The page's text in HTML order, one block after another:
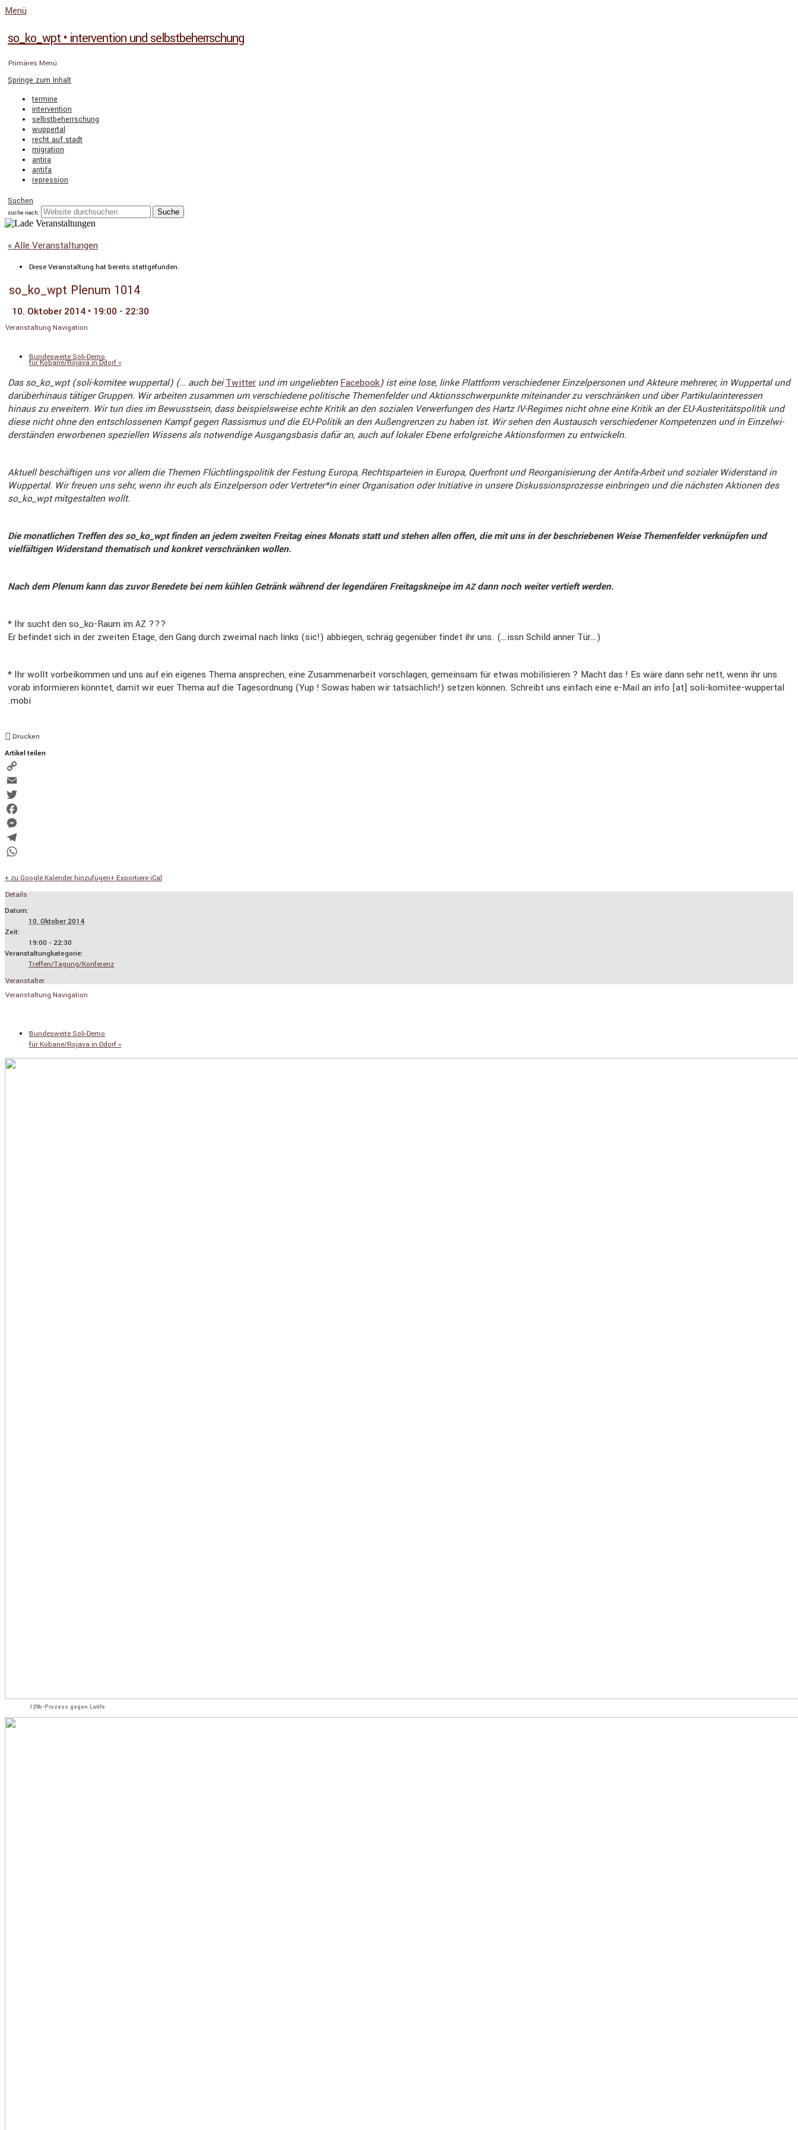
Menü
so_ko_wpt • intervention und selbstbeherrschung
Primäres Menü
Springe zum Inhalt
termine
intervention
selbstbeherrschung
wuppertal
recht auf stadt
migration
antira
antifa
repression
Suchen
suche nach:
« Alle Veranstaltungen
Diese Veranstaltung hat bereits stattgefunden.
so_ko_wpt Plenum 1014
10. Oktober 2014 • 19:00 - 22:30
Veranstaltung Navigation
Bundesweite Soli-Demo
für Kobane/Rojava in Ddorf»
Das so_ko_wpt (soli-komitee wuppertal) (… auch beiTwitter und im ungeliebten Facebook) ist eine lose, linke Platt­form verschie­dener Einzel­per­sonen und Akteure mehrerer, in Wuppertal und
darüber­hinaus tätiger Gruppen. Wir arbeiten zusammen um verschie­dene politi­sche Themen­felder und Aktions­schwer­punkte mitein­ander zu verschränken und über Parti­ku­lar­in­ter­essen
hinaus zu erwei­tern. Wir tun dies im Bewusst­sein, dass beispiels­weise echte Kritik an den sozialen Verwer­fungen des Hartz IV-Regimes nicht ohne eine Kritik an der EU-Auste­ri­täts­po­litik und
diese nicht ohne den entschlos­senen Kampf gegen Rassismus und die EU-Politik an den Außen­grenzen zu haben ist. Wir sehen den Austausch verschie­dener Kompe­tenzen und in Einzel­wi­
der­ständen erwor­benen spezi­ellen Wissens als notwen­dige Ausgangs­basis dafür an, auch auf lokaler Ebene erfolg­reiche Aktions­formen zu entwi­ckeln.
Aktuell beschäf­tigen uns vor allem die Themen Flücht­lings­po­litik der Festung Europa, Rechts­par­teien in Europa, Querfront und Reorga­ni­sie­rung der Antifa-Arbeit und sozialer Wider­stand in
Wuppertal. Wir freuen uns sehr, wenn ihr euch als Einzel­person oder Vertreter*in einer Organi­sa­tion oder Initia­tive in unsere Diskus­si­ons­pro­zesse einbringen und die nächsten Aktionen des
so_ko_wpt mitge­stalten wollt.
Die monat­li­chen Treffen des so_ko_wpt finden an jedem zweiten Freitag eines Monats statt und stehen allen offen, die mit uns in der beschrie­benen Weise Themen­felder verknüpfen und
vielfäl­tigen Wider­stand thema­tisch und konkret verschränken wollen.
Nach dem Plenum kann das zuvor Beredete bei nem kühlen Getränk während der legen­dären Freitags­kneipe imAZdann noch weiter vertieft werden.
* Ihr sucht den so_ko-Raum im AZ ???
Er befindet sich in der zweiten Etage, den Gang durch zweimal nach links (sic!) abbiegen, schräg gegen­über findet ihr uns. (…issn Schild anner Tür…)
* Ihr wollt vorbei­kommen und uns auf ein eigenes Thema anspre­chen, eine Zusam­men­ar­beit vorschlagen, gemeinsam für etwas mobili­sieren ? Macht das ! Es wäre dann sehr nett, wenn ihr uns
vorab infor­mieren könntet, damit wir euer Thema auf die Tages­ord­nung (Yup ! Sowas haben wir tatsäch­lich!) setzen können. Schreibt uns einfach eine e-Mail an info [at] soli​-komitee​-wuppertal​
.mobi
Drucken
Artikel teilen
Copy
Link
Email
Twitter
Facebook
Messenger
Telegram
+ zu Google Kalender hinzufügen+ Exportiere iCal
Details
Datum:
10. Oktober 2014
Zeit:
19:00 - 22:30
Veranstaltungkategorie:
Treffen/Tagung/Konferenz
Veranstalter
Veranstaltung Navigation
Bundesweite Soli-Demo
für Kobane/Rojava in Ddorf»
129b-Prozess gegen Latife